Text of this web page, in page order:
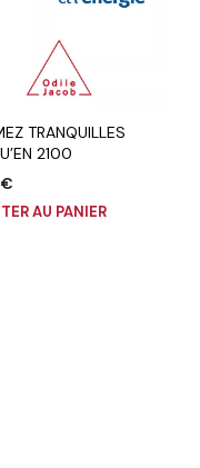
TRANQUILLES
2100
€
AU PANIER